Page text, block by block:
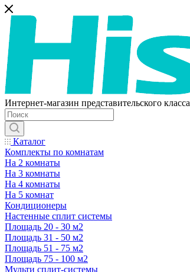
Интернет-магазин представительского класса
Каталог
Комплекты по комнатам
На 2 комнаты
На 3 комнаты
На 4 комнаты
На 5 комнат
Кондиционеры
Настенные сплит системы
Площадь 20 - 30 м2
Площадь 31 - 50 м2
Площадь 51 - 75 м2
Площадь 75 - 100 м2
Мульти сплит-системы